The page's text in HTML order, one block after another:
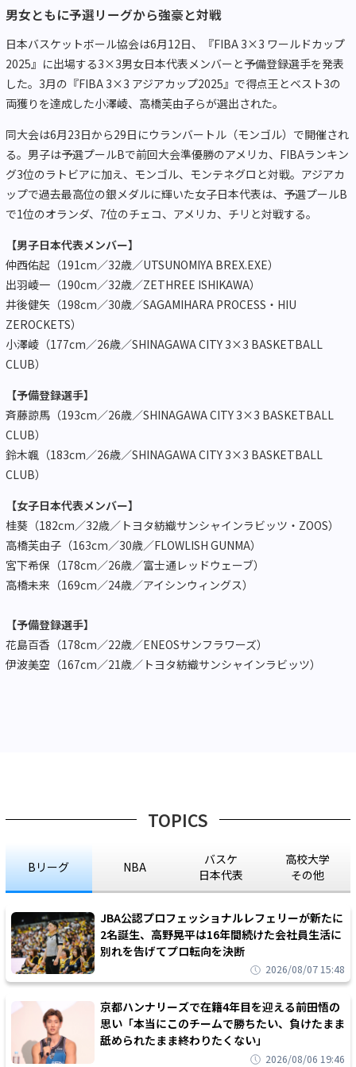
男女ともに予選リーグから強豪と対戦
日本バスケットボール協会は6月12日、『FIBA 3×3 ワールドカップ
2025』に出場する3×3男女日本代表メンバーと予備登録選手を発表
した。3月の『FIBA 3×3 アジアカップ2025』で得点王とベスト3の
両獲りを達成した小澤崚、高橋芙由子らが選出された。
同大会は6月23日から29日にウランバートル（モンゴル）で開催され
る。男子は予選プールBで前回大会準優勝のアメリカ、FIBAランキン
グ3位のラトビアに加え、モンゴル、モンテネグロと対戦。アジアカ
ップで過去最高位の銀メダルに輝いた女子日本代表は、予選プールB
で1位のオランダ、7位のチェコ、アメリカ、チリと対戦する。
【男子日本代表メンバー】
仲西佑起（191cm／32歳／UTSUNOMIYA BREX.EXE）
出羽崚一（190cm／32歳／ZETHREE ISHIKAWA）
井後健矢（198cm／30歳／SAGAMIHARA PROCESS・HIU
ZEROCKETS）
小澤崚（177cm／26歳／SHINAGAWA CITY 3×3 BASKETBALL
CLUB）
【予備登録選手】
斉藤諒馬（193cm／26歳／SHINAGAWA CITY 3×3 BASKETBALL
CLUB）
鈴木颯（183cm／26歳／SHINAGAWA CITY 3×3 BASKETBALL
CLUB）
【女子日本代表メンバー】
桂葵（182cm／32歳／トヨタ紡織サンシャインラビッツ・ZOOS）
高橋芙由子（163cm／30歳／FLOWLISH GUNMA）
宮下希保（178cm／26歳／富士通レッドウェーブ）
高橋未来（169cm／24歳／アイシンウィングス）
【予備登録選手】
花島百香（178cm／22歳／ENEOSサンフラワーズ）
伊波美空（167cm／21歳／トヨタ紡織サンシャインラビッツ）
TOPICS
Bリーグ NBA
バスケ
日本代表
高校大学
その他
JBA公認プロフェッショナルレフェリーが新たに
2名誕生、高野晃平は16年間続けた会社員生活に
別れを告げてプロ転向を決断
2026/08/07 15:48
京都ハンナリーズで在籍4年目を迎える前田悟の
思い「本当にこのチームで勝ちたい、負けたまま
舐められたまま終わりたくない」
2026/08/06 19:46